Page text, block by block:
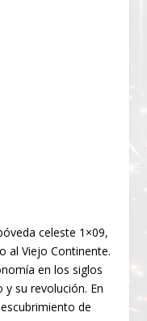
celeste 1×09,
al Viejo Continente.
en los siglos
su revolución. En
de